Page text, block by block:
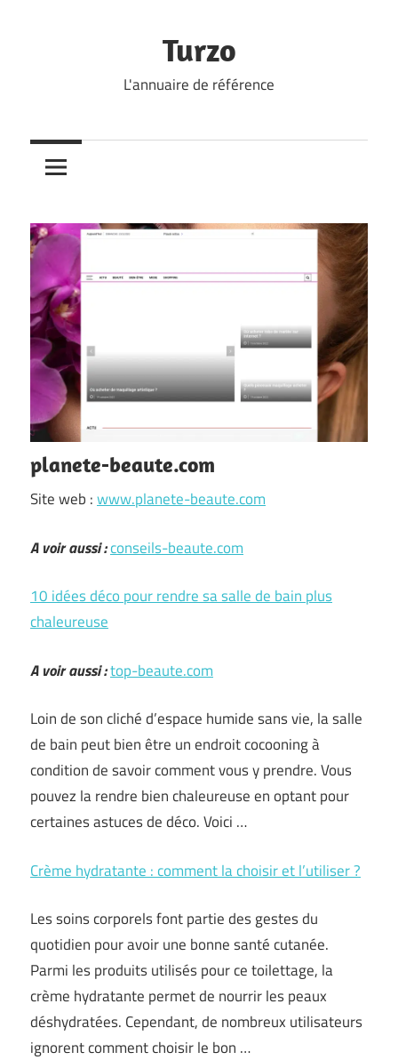
Turzo
L'annuaire de référence
planete-beaute.com
Site web :www.planete-beaute.com
A voir aussi :conseils-beaute.com
10 idées déco pour rendre sa salle de bain plus
chaleureuse
A voir aussi :top-beaute.com
Loin de son cliché d’espace humide sans vie, la salle
de bain peut bien être un endroit cocooning à
condition de savoir comment vous y prendre. Vous
pouvez la rendre bien chaleureuse en optant pour
certaines astuces de déco. Voici …
Crème hydratante : comment la choisir et l’utiliser ?
Les soins corporels font partie des gestes du
quotidien pour avoir une bonne santé cutanée.
Parmi les produits utilisés pour ce toilettage, la
crème hydratante permet de nourrir les peaux
déshydratées. Cependant, de nombreux utilisateurs
ignorent comment choisir le bon …